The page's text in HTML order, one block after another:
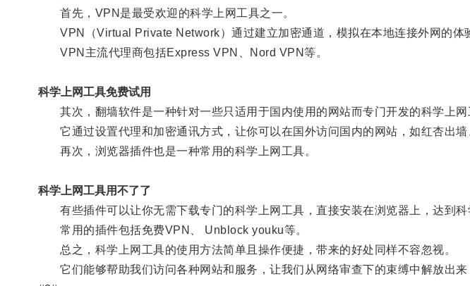
首先，VPN是最受欢迎的科学上网工具之一。
VPN（Virtual Private Network）通过建立加密通道，模拟在本地连接外网的体
VPN主流代理商包括Express VPN、Nord VPN等。
科学上网工具免费试用
其次，翻墙软件是一种针对一些只适用于国内使用的网站而专门开发的科学上网
它通过设置代理和加密通讯方式，让你可以在国外访问国内的网站，如红杏出墙
再次，浏览器插件也是一种常用的科学上网工具。
科学上网工具用不了了
有些插件可以让你无需下载专门的科学上网工具，直接安装在浏览器上，达到科
常用的插件包括免费VPN、 Unblock youku等。
总之，科学上网工具的使用方法简单且操作便捷，带来的好处同样不容忽视。
它们能够帮助我们访问各种网站和服务，让我们从网络审查下的束缚中解放出来